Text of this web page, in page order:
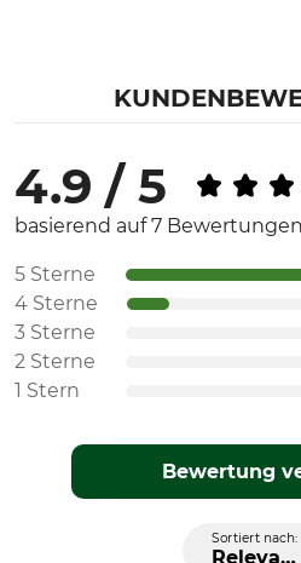
4.9 / 5
basierend auf 7 Bewertungen
5 Sterne
4 Sterne
3 Sterne
2 Sterne
1 Stern
Bewertung
Sortiert nach:
Relevanz